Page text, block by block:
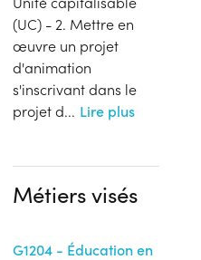
(UC) - 2. Mettre en
œuvre un projet
d'animation
s'inscrivant dans le
projet d... Lire plus
Métiers visés
G1204 - Éducation en